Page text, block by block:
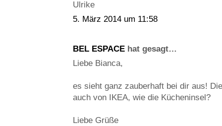
Ulrike
5. März 2014 um 11:58
BEL ESPACE hat gesagt…
Liebe Bianca,
es sieht ganz zauberhaft bei dir aus!
auch von IKEA, wie die Kücheninsel?
Liebe Grüße